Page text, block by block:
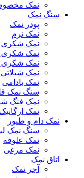
نمک مخصوص
سنگ نمک
پودر نمک
نمک نرم
نمک شکری 130
نمک شکری 120
نمک شکری 110
نمک
نمک بادامی
سنگ نمک
نمک فنگ
نمک ارگانیک
نمک دام و طیور
سنگ نمک
نمک علوفه
نمک مرغی
اتاق نمک
آجر نمک